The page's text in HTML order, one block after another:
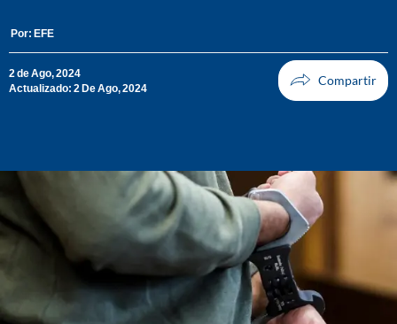
Por: EFE
2 de Ago, 2024
Actualizado: 2 De Ago, 2024